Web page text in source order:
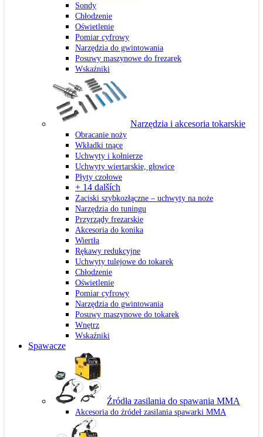
Sondy
Chłodzenie
Oświetlenie
Pomiar cyfrowy
Narzędzia do gwintowania
Posuwy maszynowe do frezarek
Wskaźniki
Narzędzia i akcesoria tokarskie
Obracanie noży
Wkładki tnące
Uchwyty i kołnierze
Uchwyty wiertarskie, głowice
Płyty czołowe
+ 14 dalších
Zaciski szybkozłączne – uchwyty na noże
Narzędzia do tuningu
Przyrządy frezarskie
Akcesoria do konika
Wiertła
Rękawy redukcyjne
Uchwyty tulejowe do tokarek
Chłodzenie
Oświetlenie
Pomiar cyfrowy
Narzędzia do gwintowania
Posuwy maszynowe do tokarek
Wnętrz
Wskaźniki
Spawacze
Źródła zasilania do spawania MMA
Akcesoria do źródeł zasilania spawarki MMA